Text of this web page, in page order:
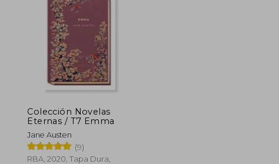
$ 21.13
Colección Novelas
Eternas / T7 Emma
Jane Austen
(9)
RBA, 2020, Tapa Dura,